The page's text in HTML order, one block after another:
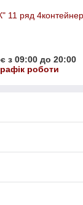
ряд
з 09:00 до 20:00
роботи